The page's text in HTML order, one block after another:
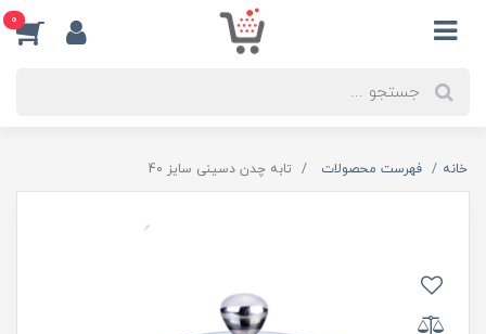
0
خانه فهرست محصولات تابه چدن دسینی سایز 40